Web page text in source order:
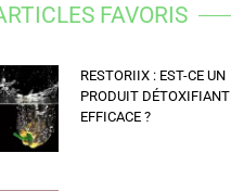
FAVORIS
RESTORIIX : EST-CE UN
PRODUIT DÉTOXIFIANT
EFFICACE ?